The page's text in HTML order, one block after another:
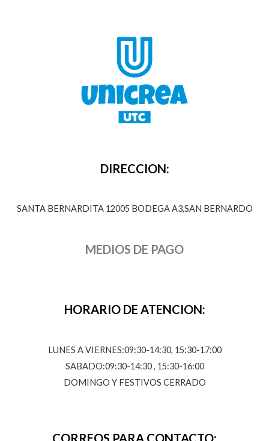
DIRECCION:
SANTA BERNARDITA 12005 BODEGA A3,SAN BERNARDO
MEDIOS DE PAGO
HORARIO DE ATENCION:
LUNES A VIERNES:09:30-14:30, 15:30-17:00
SABADO:09:30-14:30 , 15:30-16:00
DOMINGO Y FESTIVOS CERRADO
CORREOS PARA CONTACTO: